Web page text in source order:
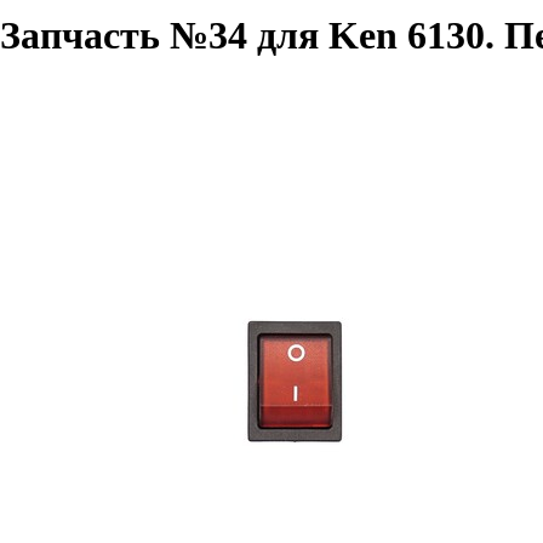
Запчасть №34 для Ken 6130.